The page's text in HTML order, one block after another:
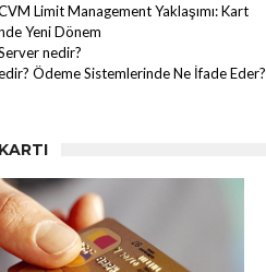
Limit Management Yaklaşımı: Kart
Yeni Dönem
nedir?
Ödeme Sistemlerinde Ne İfade Eder?